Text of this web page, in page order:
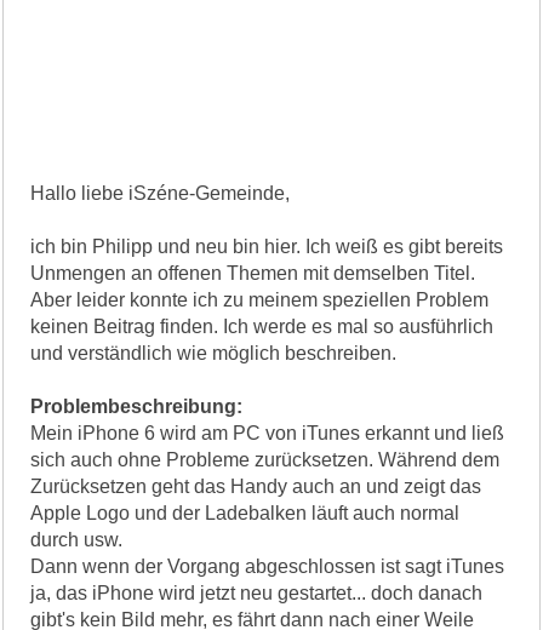
Hallo liebe iSzéne-Gemeinde,
ich bin Philipp und neu bin hier. Ich weiß es gibt bereits
Unmengen an offenen Themen mit demselben Titel.
Aber leider konnte ich zu meinem speziellen Problem
keinen Beitrag finden. Ich werde es mal so ausführlich
und verständlich wie möglich beschreiben.
Problembeschreibung:
Mein iPhone 6 wird am PC von iTunes erkannt und ließ
sich auch ohne Probleme zurücksetzen. Während dem
Zurücksetzen geht das Handy auch an und zeigt das
Apple Logo und der Ladebalken läuft auch normal
durch usw.
Dann wenn der Vorgang abgeschlossen ist sagt iTunes
ja, das iPhone wird jetzt neu gestartet... doch danach
gibt's kein Bild mehr, es fährt dann nach einer Weile